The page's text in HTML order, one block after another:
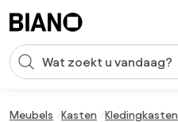
Zoekopdracht invoeren
Meubels Kasten Kledingkasten